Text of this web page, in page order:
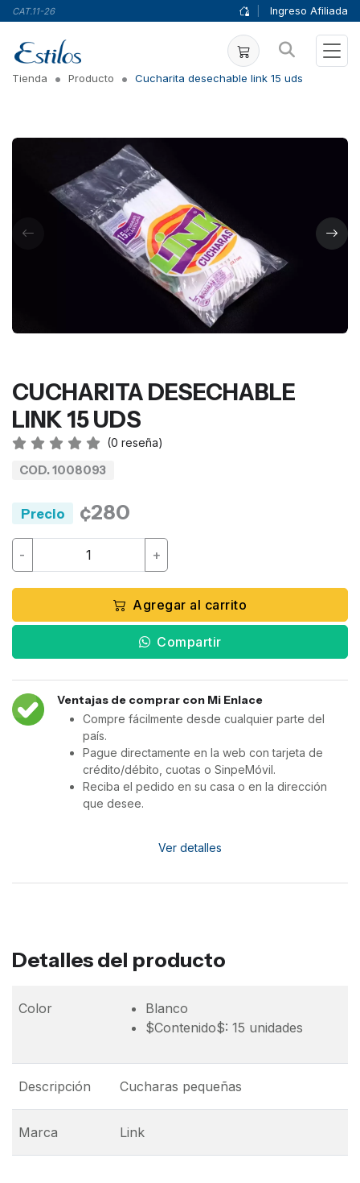
CAT.11-26 Ingreso Afiliada
Tienda Producto Cucharita desechable link 15 uds
CUCHARITA DESECHABLE
LINK 15 UDS
(0 reseña)
COD. 1008093
Precio ¢280
- +
Agregar al carrito
Compartir
Ventajas de comprar con Mi Enlace
Compre fácilmente desde cualquier parte del
país.
Pague directamente en la web con tarjeta de
crédito/débito, cuotas o SinpeMóvil.
Reciba el pedido en su casa o en la dirección
que desee.
Ver detalles
Detalles del producto
Color
Blanco
$Contenido$: 15 unidades
Descripción Cucharas pequeñas
Marca Link